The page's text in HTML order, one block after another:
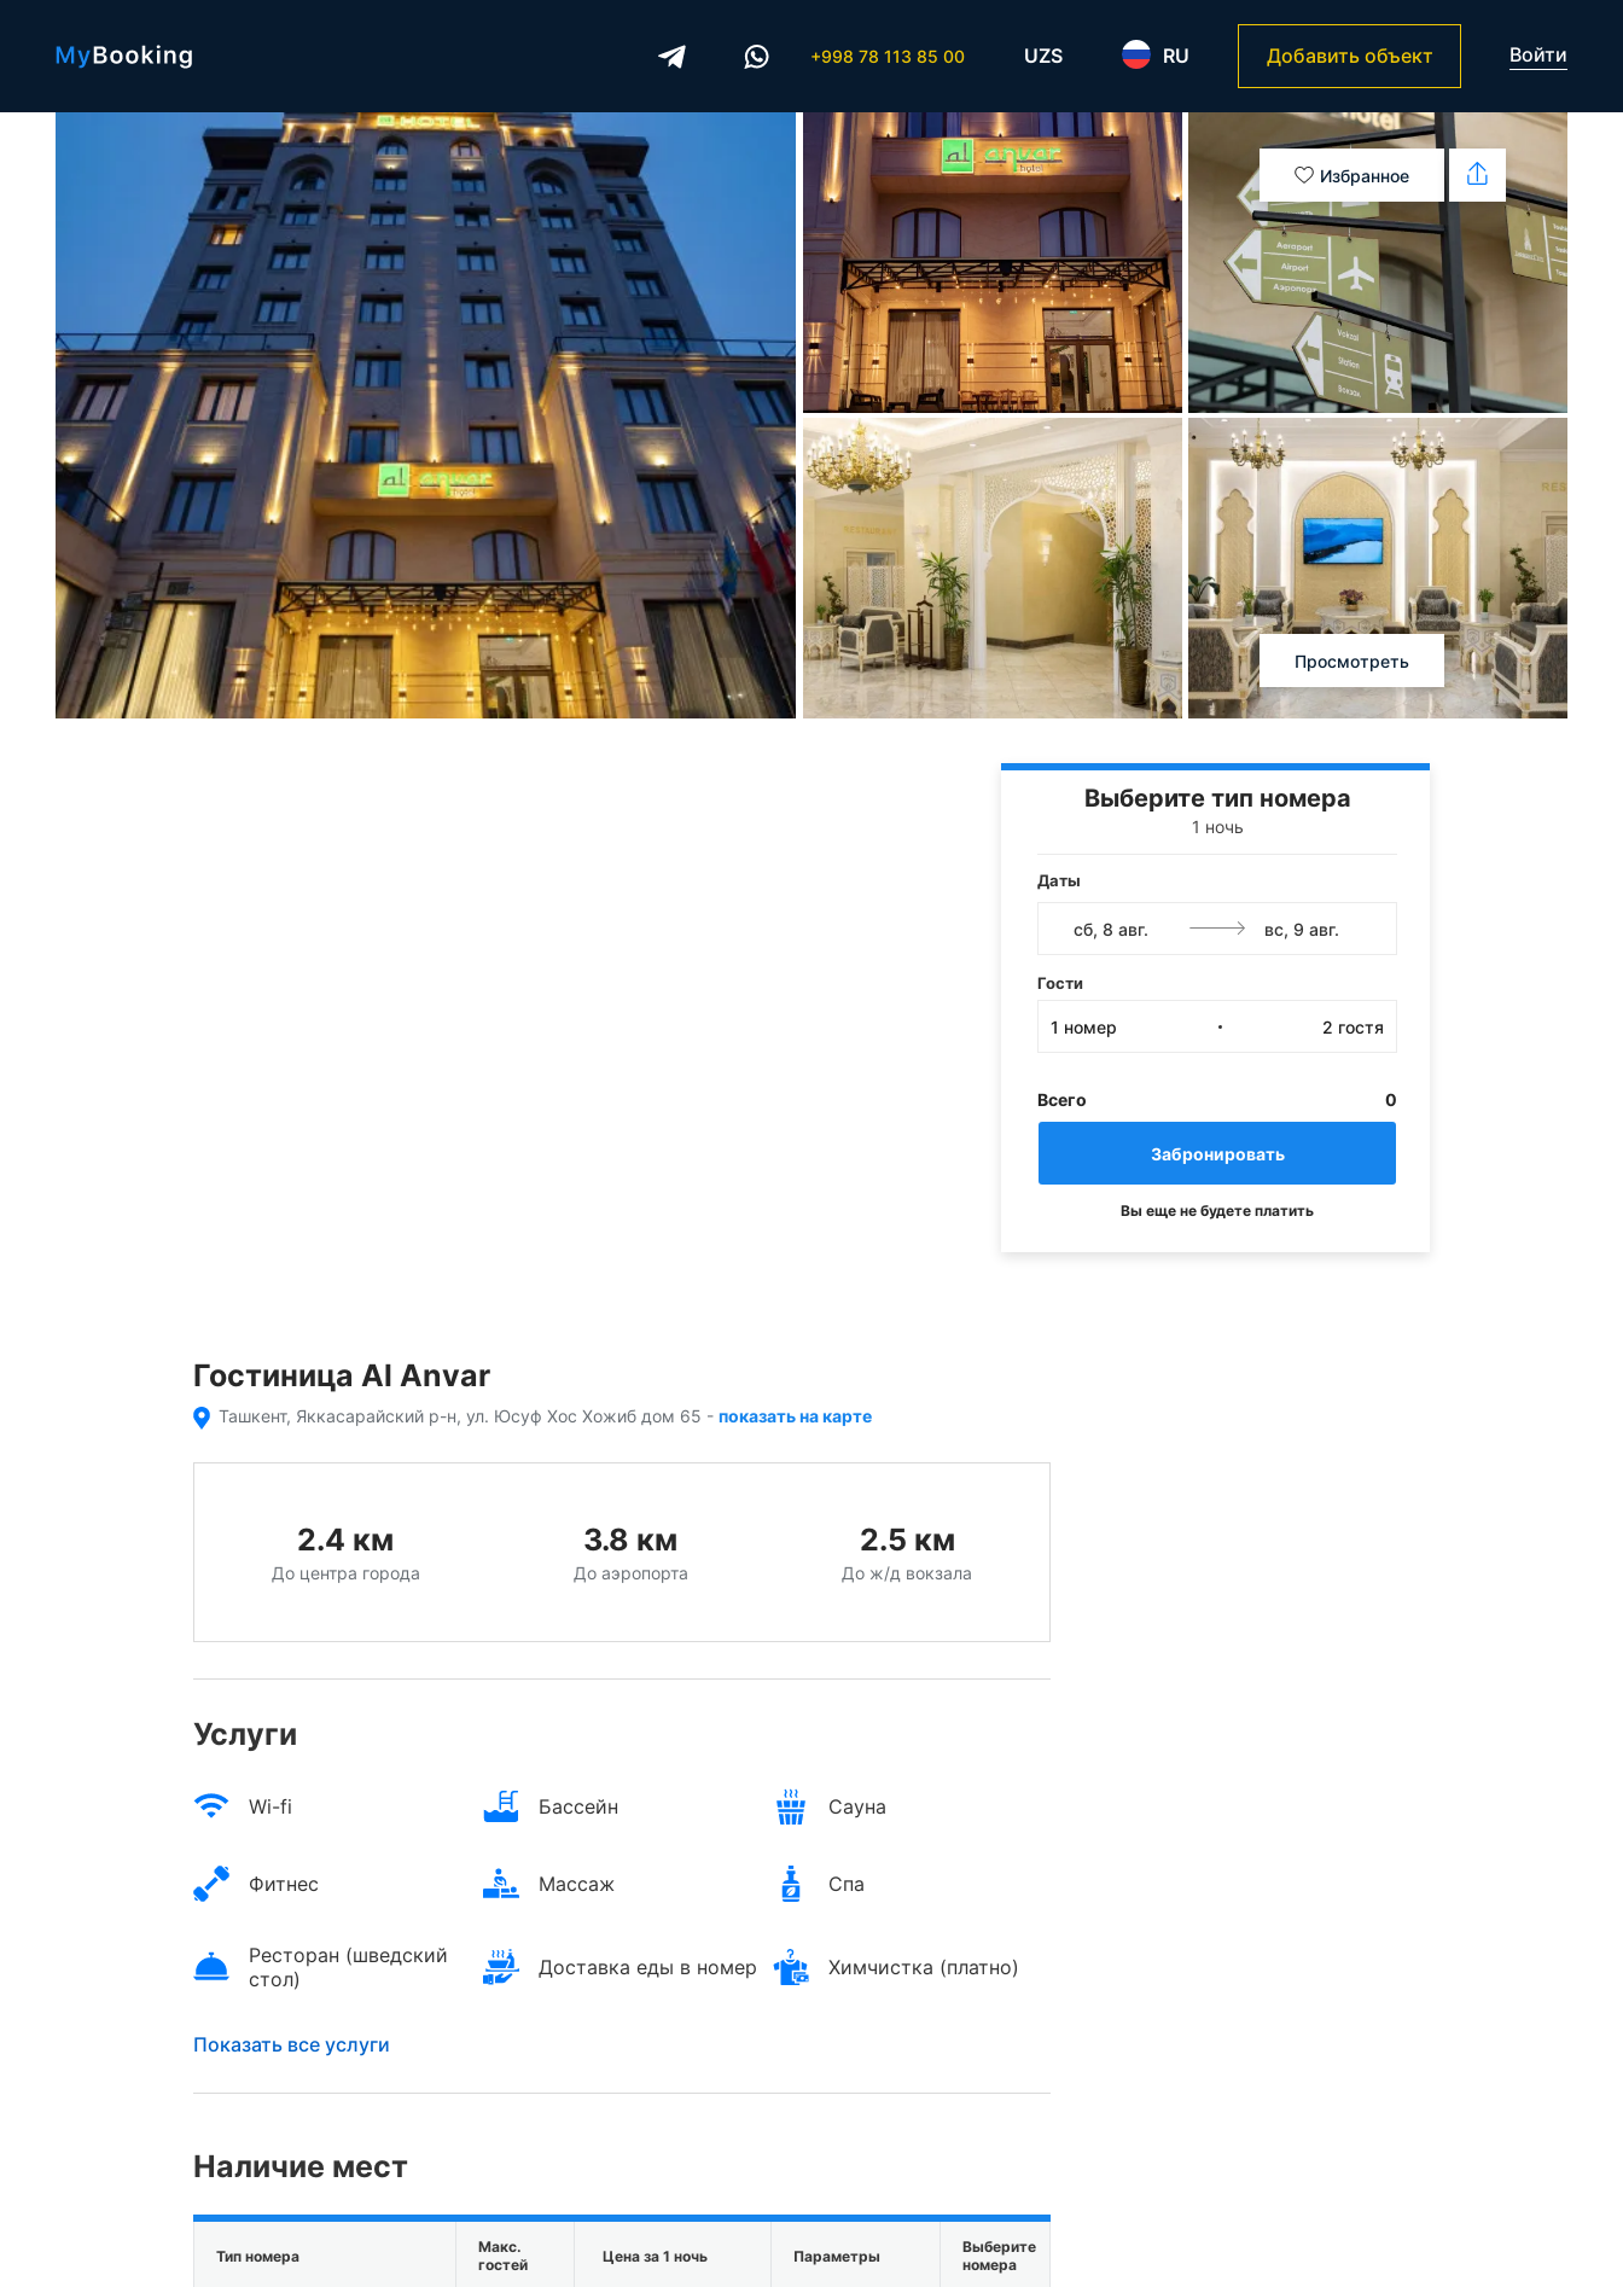
+998 78 113 85 00 UZS RU Добавить объект Войти
Избранное
Просмотреть
Выберите тип номера
1 ночь
Даты
Гости
1 номер 2 гостя
Всего 0
Вы еще не будете платить
Гостиница Al Anvar
Ташкент, Яккасарайский р-н, ул. Юсуф Хос Хожиб дом 65 - показать на карте
2.4 км
До центра города
3.8 км
До аэропорта
2.5 км
До ж/д вокзала
Услуги
Wi-fi Бассейн Сауна
Фитнес Массаж Спа
Ресторан (шведский
стол)
Доставка еды в номер Химчистка (платно)
Показать все услуги
Наличие мест
Тип номера
Макс.
гостей
Цена за 1 ночь Параметры
Выберите
номера